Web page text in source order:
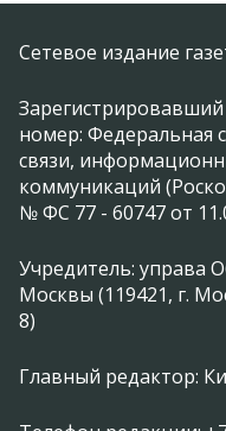
Сетевое издание
номер: Федеральная
связи,
коммуникаций
№ ФС 77 - 60747 от
Учредитель: управа
Москвы (119421, г.
8)
Главный редактор: